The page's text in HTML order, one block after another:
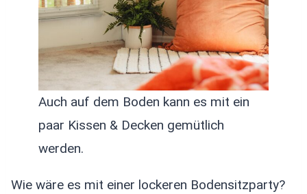
Auch auf dem Boden kann es mit ein
paar Kissen & Decken gemütlich
werden.
Wie wäre es mit einer lockeren Bodensitzparty?